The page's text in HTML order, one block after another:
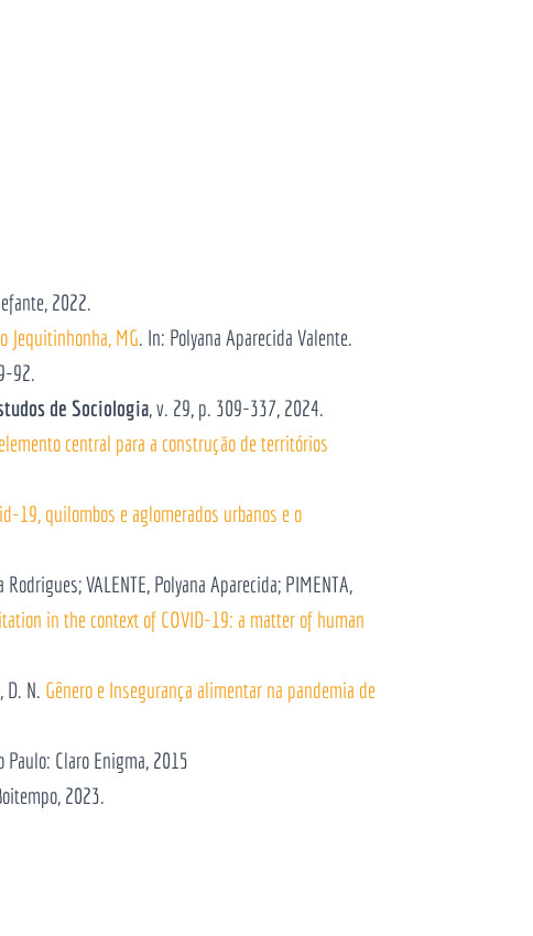
2022.
Jequitinhonha, MG. In: Polyana Aparecida Valente.
92.
de Sociologia, v. 29, p. 309-337, 2024.
central para a construção de territórios
19, quilombos e aglomerados urbanos e o
VALENTE, Polyana Aparecida; PIMENTA,
in the context of COVID-19: a matter of human
D. N. Gênero e Insegurança alimentar na pandemia de
Claro Enigma, 2015
2023.